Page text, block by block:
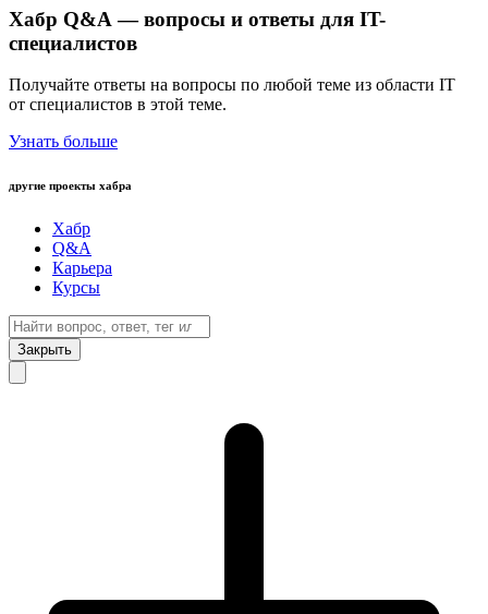
Хабр Q&A — вопросы и ответы для IT-
специалистов
Получайте ответы на вопросы по любой теме из области IT
от специалистов в этой теме.
Узнать больше
другие проекты хабра
Хабр
Q&A
Карьера
Курсы
Закрыть